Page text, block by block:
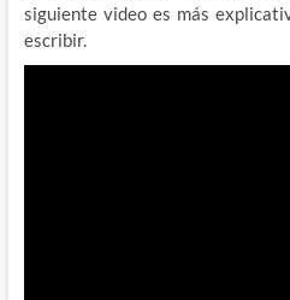
siguiente video es más
escribir.